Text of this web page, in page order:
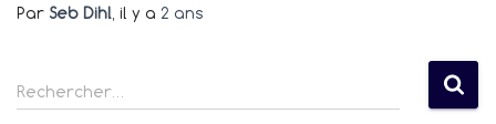
Par Seb Dihl , il y a 2 ans
R
e
Rechercher…